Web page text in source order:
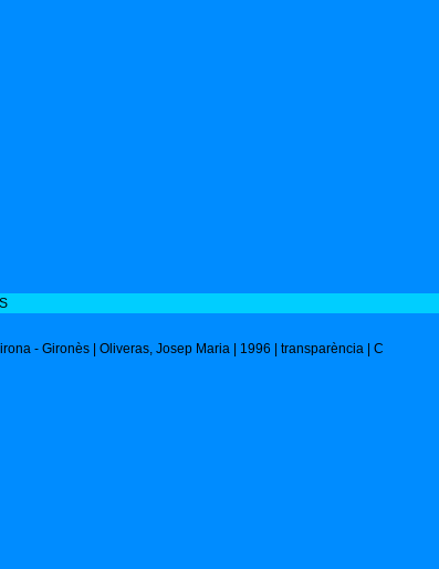
- Gironès | Oliveras, Josep Maria | 1996 | transparència | C